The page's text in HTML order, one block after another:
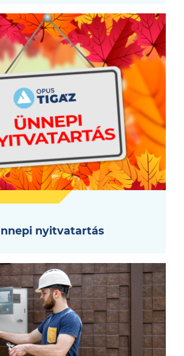
nyitvatartás